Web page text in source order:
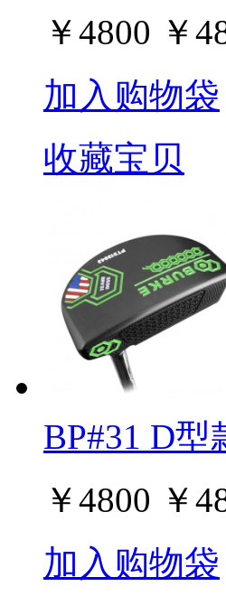
￥4800 ￥
加入购物袋
收藏宝贝
BP#31 D型
￥4800 ￥
加入购物袋